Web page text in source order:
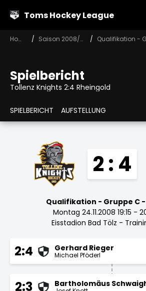
Toms Hockey League
Home Saison 2008/09
Spielbericht
Tollenz Knights 2:4 Rheingold
SPIELBERICHT AUFSTELLUNG
2 : 4
Qualifikation - Gruppe C
Montag 24.11.2008 19:15 -
Eisstadion Bad Tölz -
2:4 Gerhard Rieger
Michael Pföderl
2:3 Bartholomäus